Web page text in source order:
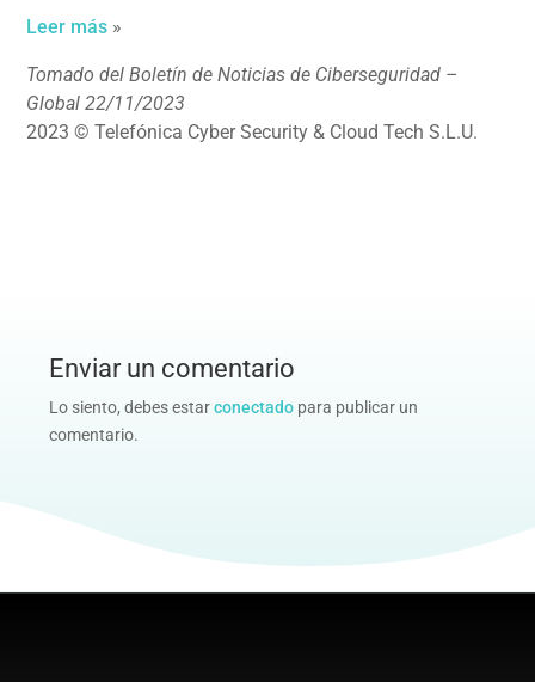
Leer más »
Tomado del Boletín de Noticias de Ciberseguridad –
Global 22/11/2023
2023 © Telefónica Cyber Security & Cloud Tech S.L.U.
Enviar un comentario
Lo siento, debes estarconectado para publicar un
comentario.